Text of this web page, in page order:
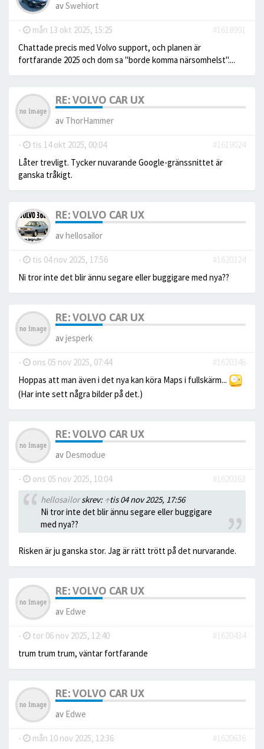
avSwehiort
- mån 13 okt 2025, 15:25
#1618991
Chattade precis med Volvo support, och planen är
fortfarande 2025 och dom sa "borde komma närsomhelst"....
RE: VOLVO CAR UX
av ThorHammer
- tis 14 okt 2025, 00:04
#1619024
Låter trevligt. Tycker nuvarande Google-gränssnittet är
ganska tråkigt.
RE: VOLVO CAR UX
avhellosailor
- tis 04 nov 2025, 17:56
#1620324
Ni tror inte det blir ännu segare eller buggigare med nya??
RE: VOLVO CAR UX
avjesperk
- ons 05 nov 2025, 07:44
#1620346
Hoppas att man även i det nya kan köra Maps i fullskärm...
(Har inte sett några bilder på det.)
RE: VOLVO CAR UX
av Desmodue
- ons 05 nov 2025, 10:04
#1620363
hellosailorskrev: ↑tis 04 nov 2025, 17:56
Ni tror inte det blir ännu segare eller buggigare
med nya??
Risken är ju ganska stor. Jag är rätt trött på det nurvarande.
RE: VOLVO CAR UX
av Edwe
- tor 06 nov 2025, 12:40
#1620434
trum trum trum, väntar fortfarande
RE: VOLVO CAR UX
av Edwe
- mån 10 nov 2025, 12:36 #1620636